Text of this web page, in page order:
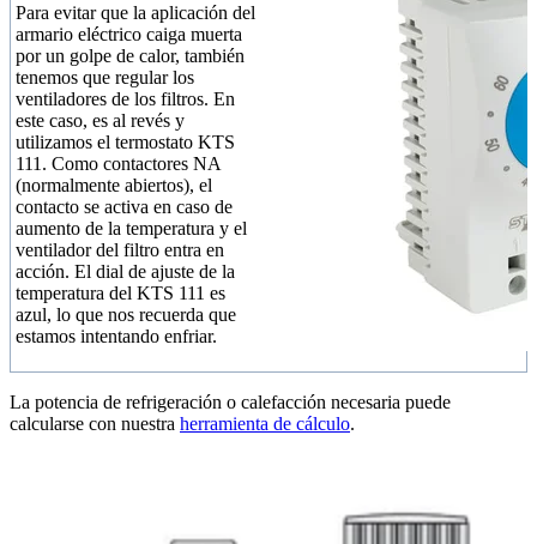
Para evitar que la aplicación del
armario eléctrico caiga muerta
por un golpe de calor, también
tenemos que regular los
ventiladores de los filtros. En
este caso, es al revés y
utilizamos el termostato KTS
111. Como contactores NA
(normalmente abiertos), el
contacto se activa en caso de
aumento de la temperatura y el
ventilador del filtro entra en
acción. El dial de ajuste de la
temperatura del KTS 111 es
azul, lo que nos recuerda que
estamos intentando enfriar.
La potencia de refrigeración o calefacción necesaria puede
calcularse con nuestra herramienta de cálculo.